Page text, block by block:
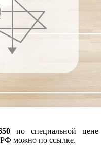
по специальной цене
РФ можно по ссылке.